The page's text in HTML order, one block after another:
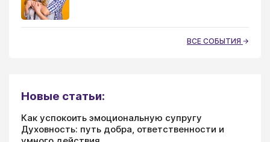
ВСЕ СОБЫТИЯ
Новые статьи:
Как успокоить эмоциональную супругу
Духовность: путь добра, ответственности и